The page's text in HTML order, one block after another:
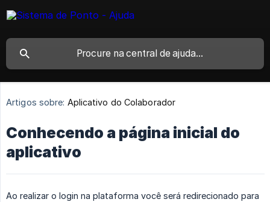
Artigos sobre: Aplicativo do Colaborador
Conhecendo a página inicial do
aplicativo
Ao realizar o login na plataforma você será redirecionado para